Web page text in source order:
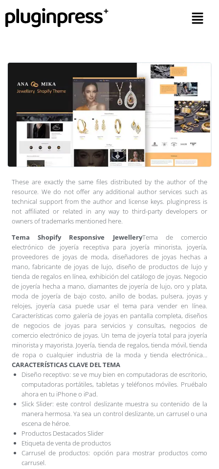
These are exactly the same files distributed by the author of the
resource. We do not offer any additional author services such as
technical support from the author and license keys. pluginpress is
not affiliated or related in any way to third-party developers or
owners of trademarks mentioned here.
Tema Shopify Responsive JewelleryTema de comercio
electrónico de joyería receptiva para joyería minorista, joyería,
proveedores de joyas de moda, diseñadores de joyas hechas a
mano, fabricante de joyas de lujo, diseño de productos de lujo y
tienda de regalos en línea, exhibición del catálogo de joyas. Negocio
de joyería hecha a mano, diamantes de joyería de lujo, oro y plata,
moda de joyería de bajo costo, anillo de bodas, pulsera, joyas y
relojes, joyería casa puede usar el tema para vender en línea.
Características como galería de joyas en pantalla completa, diseños
de negocios de joyas para servicios y consultas, negocios de
comercio electrónico de joyas. Un tema de joyería total para joyería
minorista y mayorista. Joyería, tienda de regalos, tienda móvil, tienda
de ropa o cualquier industria de la moda y tienda electrónica…
CARACTERÍSTICAS CLAVE DEL TEMA
Diseño receptivo: se ve muy bien en computadoras de escritorio,
computadoras portátiles, tabletas y teléfonos móviles. Pruébalo
ahora en tu iPhone o iPad.
Slick Slider: este control deslizante muestra su contenido de la
manera hermosa. Ya sea un control deslizante, un carrusel o una
escena de héroe.
Productos Destacados Slider
Etiqueta de venta de productos
Carrusel de productos: opción para mostrar productos como
carrusel.